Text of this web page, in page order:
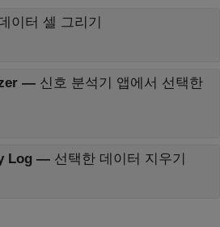
이터 셀 그리기
— 신호 분석기 앱에서 선택한
Log— 선택한 데이터 지우기